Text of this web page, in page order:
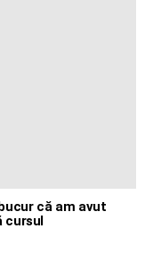
că am avut
cursul